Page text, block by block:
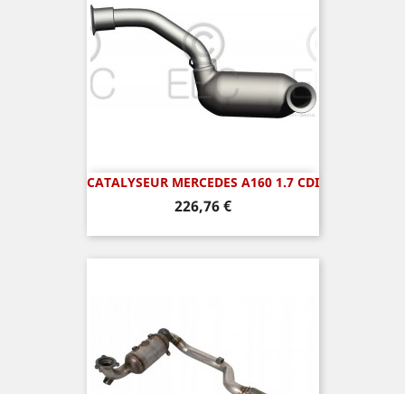
CATALYSEUR MERCEDES A160 1.7 CDI
Prix
226,76 €